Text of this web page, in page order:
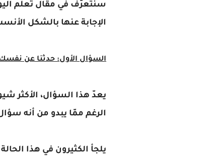
سنتعرّف في مقال تعلّم
الإجابة عنها بالشكل
السؤال الأول: حدثنا عن
يعدّ هذا السؤال، الأكثر
الرغم ممّا يبدو من أنه
يلجأ الكثيرون في هذا